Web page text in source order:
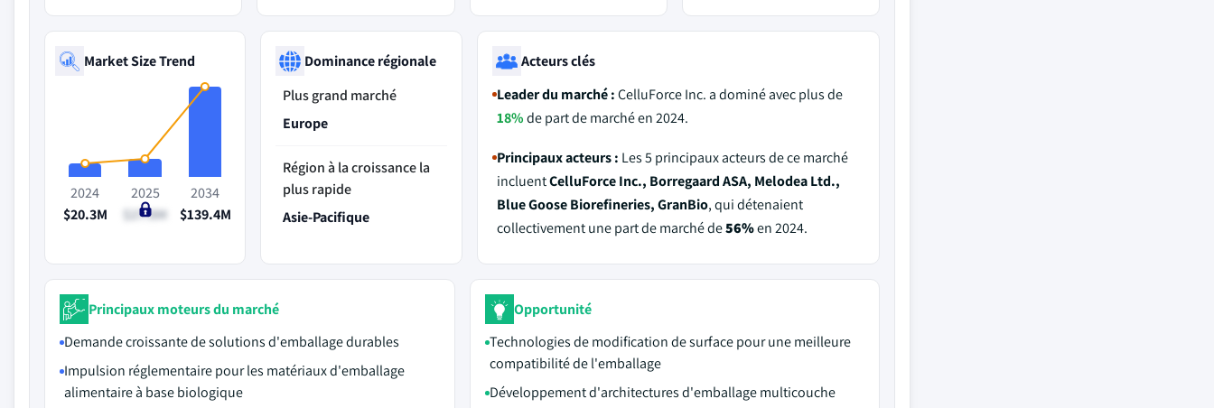
Market Size Trend
2024
$20.3M
2025
$27.8M
2034
$139.4M
Dominance régionale
Plus grand marché
Europe
Région à la croissance la
plus rapide
Asie-Pacifique
Acteurs clés
Leader du marché :CelluForce Inc. a dominé avec plus de
18%de part de marché en 2024.
Principaux acteurs : Les 5 principaux acteurs de ce marché
incluentCelluForce Inc., Borregaard ASA, Melodea Ltd.,
Blue Goose Biorefineries, GranBio, qui détenaient
collectivement une part de marché de56%en 2024.
Principaux moteurs du marché
Demande croissante de solutions d'emballage durables
Impulsion réglementaire pour les matériaux d'emballage
alimentaire à base biologique
Opportunité
Technologies de modification de surface pour une meilleure
compatibilité de l'emballage
Développement d'architectures d'emballage multicouche